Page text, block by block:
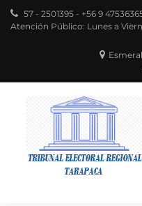
57 - 2501395 - +56 9
Atención Público: Lunes a